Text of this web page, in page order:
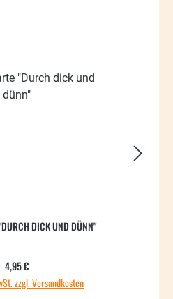
DICK UND DÜNN"
Regulärer Preis:
4,95 €
zzgl. Versandkosten